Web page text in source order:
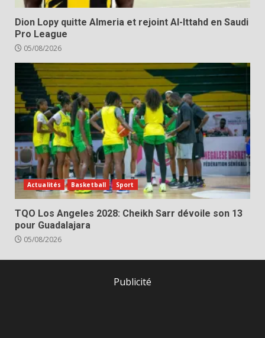
Dion Lopy quitte Almeria et rejoint Al-Ittahd en Saudi
Pro League
05/08/2026
Actualités Basketball Sport
TQO Los Angeles 2028: Cheikh Sarr dévoile son 13
pour Guadalajara
05/08/2026
Publicité